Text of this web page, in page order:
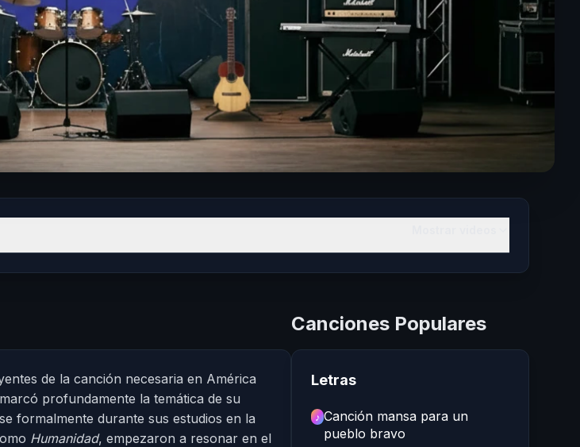
de la canción necesaria en América
profundamente la temática de su
formalmente durante sus estudios en la
Humanidad, empezaron a resonar en el
Canciones Populares
Letras
♪ Canción mansa para un
pueblo bravo